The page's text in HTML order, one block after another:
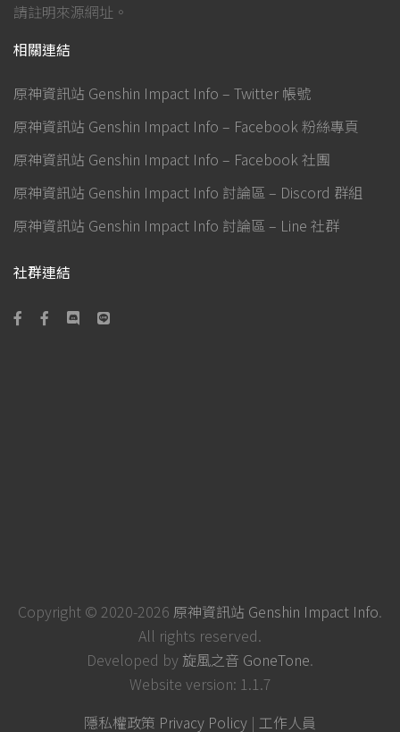
請註明來源網址。
相關連結
原神資訊站 Genshin Impact Info – Twitter 帳號
原神資訊站 Genshin Impact Info – Facebook 粉絲專頁
原神資訊站 Genshin Impact Info – Facebook 社團
原神資訊站 Genshin Impact Info 討論區 – Discord 群組
原神資訊站 Genshin Impact Info 討論區 – Line 社群
社群連結
Copyright © 2020-2026 原神資訊站 Genshin Impact Info.
All rights reserved.
Developed by 旋風之音 GoneTone.
Website version: 1.1.7
隱私權政策 Privacy Policy | 工作人員